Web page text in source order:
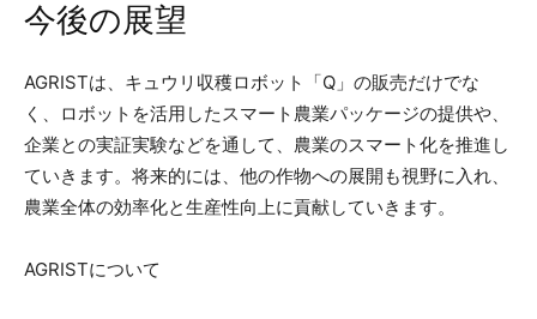
今後の展望
AGRISTは、キュウリ収穫ロボット「Q」の販売だけでな
く、ロボットを活用したスマート農業パッケージの提供や、
企業との実証実験などを通して、農業のスマート化を推進し
ていきます。将来的には、他の作物への展開も視野に入れ、
農業全体の効率化と生産性向上に貢献していきます。
AGRISTについて